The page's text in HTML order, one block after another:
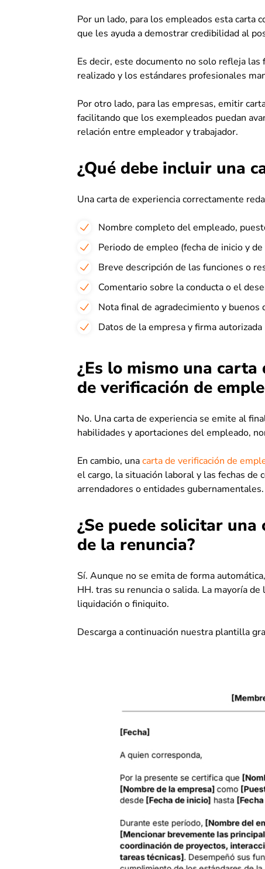
Por un lado, para los empleados esta carta
que les ayuda a demostrar credibilidad al
Es decir, este documento no solo refleja
realizado y los estándares profesionales
Por otro lado, para las empresas, emitir
facilitando que los exempleados puedan
relación entre empleador y trabajador.
¿Qué debe incluir una
Una carta de experiencia correctamente
Nombre completo del empleado,
Periodo de empleo (fecha de inicio y
Breve descripción de las funciones o
Comentario sobre la conducta o el
Nota final de agradecimiento y buenos
Datos de la empresa y firma autorizada
¿Es lo mismo una
de verificación de
No. Una carta de experiencia se emite al
habilidades y aportaciones del empleado,
En cambio, unacarta de verificación de
el cargo, la situación laboral y las fechas de
arrendadores o entidades gubernamentales.
¿Se puede solicitar
de la renuncia?
Sí. Aunque no se emita de forma
HH. tras su renuncia o salida. La mayoría
liquidación o finiquito.
Descarga a continuación nuestra plantilla